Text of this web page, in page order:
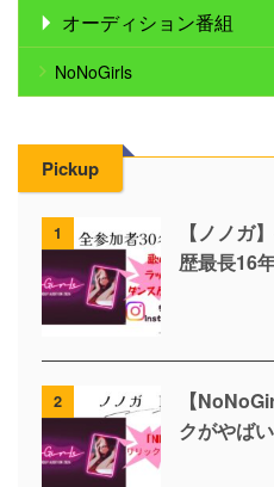
オーディション番組
NoNoGirls
Pickup
1
【ノノガ
歴最長16
2
【
クがやば